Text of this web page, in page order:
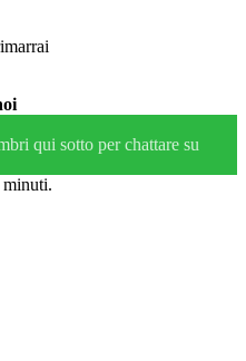
qui sotto per chattare su
minuti.